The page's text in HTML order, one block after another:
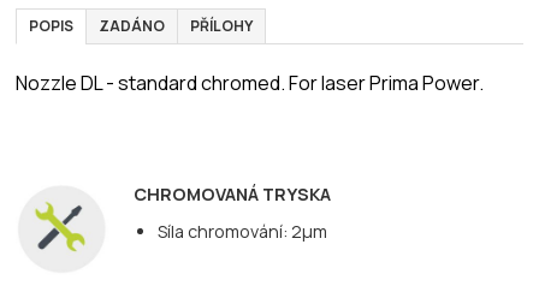
POPIS ZADÁNO PŘÍLOHY
Nozzle DL - standard chromed. For laser Prima Power.
CHROMOVANÁ TRYSKA
Síla chromování: 2µm